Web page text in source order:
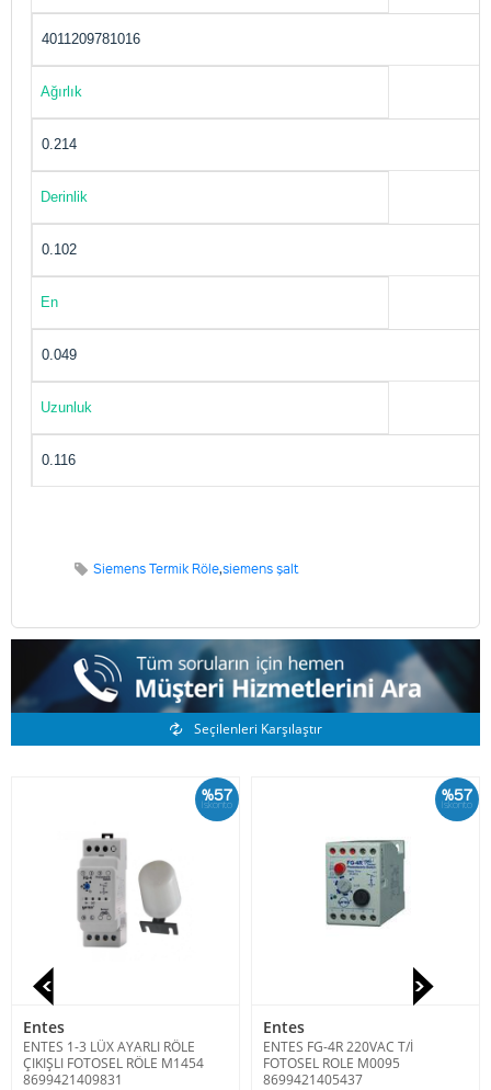
4011209781016
Ağırlık
0.214
Derinlik
0.102
En
0.049
Uzunluk
0.116
Siemens Termik Röle,siemens şalt
Benzer Ürünler
Seçilenleri Karşılaştır
%57
İskonto
Entes
ENTES 1-3 LÜX AYARLI RÖLE
ÇIKIŞLI FOTOSEL RÖLE M1454
8699421409831
%57
İskonto
Entes
ENTES FG-4R 220VAC T/İ
FOTOSEL ROLE M0095
8699421405437